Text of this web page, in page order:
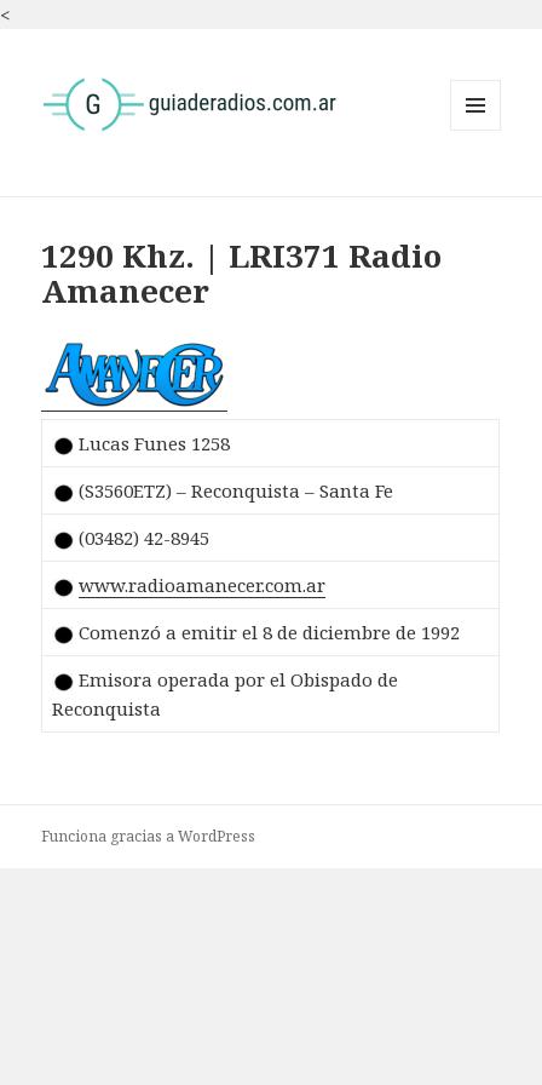
<
1290 Khz. | LRI371 Radio
Amanecer
Lucas Funes 1258
(S3560ETZ) – Reconquista – Santa Fe
(03482) 42-8945
www.radioamanecer.com.ar
Comenzó a emitir el 8 de diciembre de 1992
Emisora operada por el Obispado de
Reconquista
Funciona gracias a WordPress